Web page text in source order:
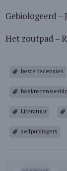
Gebiologeerd –
Het zoutpad –
beste recensies
Literatuur
selfpublisgers